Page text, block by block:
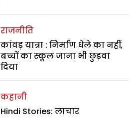
राजनीति
कांवड़ यात्रा : निर्माण धेले का नहीं,
बच्चों का स्कूल जाना भी छुड़वा
दिया
कहानी
Hindi Stories: लाचार